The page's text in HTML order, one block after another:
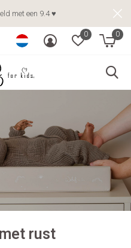
0 0
met een 9.4 ♥
rust